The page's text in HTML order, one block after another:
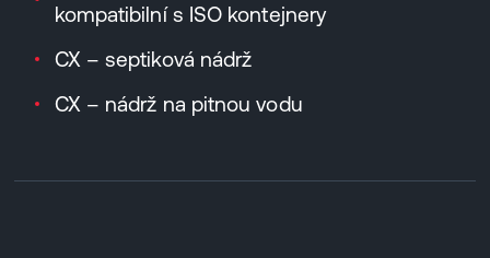
kompatibilní s ISO kontejnery
CX – septiková nádrž
CX – nádrž na pitnou vodu